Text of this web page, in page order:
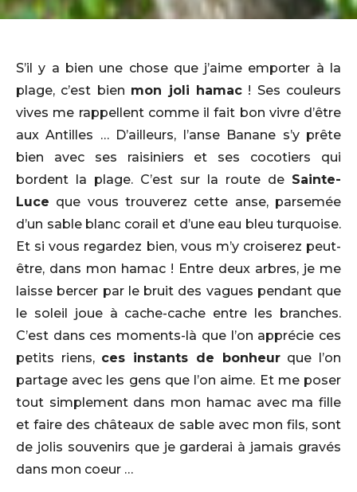
S’il y a bien une chose que j’aime emporter à la
plage, c’est bien mon joli hamac! Ses couleurs
vives me rappellent comme il fait bon vivre d’être
aux Antilles … D’ailleurs, l’anse Banane s’y prête
bien avec ses raisiniers et ses cocotiers qui
bordent la plage. C’est sur la route de Sainte-
Luce que vous trouverez cette anse, parsemée
d’un sable blanc corail et d’une eau bleu turquoise.
Et si vous regardez bien, vous m’y croiserez peut-
être, dans mon hamac ! Entre deux arbres, je me
laisse bercer par le bruit des vagues pendant que
le soleil joue à cache-cache entre les branches.
C’est dans ces moments-là que l’on apprécie ces
petits riens, ces instants de bonheurque l’on
partage avec les gens que l’on aime. Et me poser
tout simplement dans mon hamac avec ma fille
et faire des châteaux de sable avec mon fils, sont
de jolis souvenirs que je garderai à jamais gravés
dans mon coeur …